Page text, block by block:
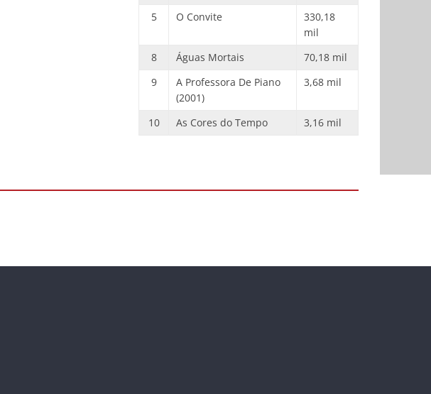
5
O Convite
330,18
mil
8
Águas Mortais
70,18 mil
9
A Professora De Piano
(2001)
3,68 mil
10 As Cores do Tempo 3,16 mil